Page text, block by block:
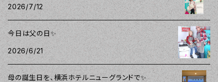
2026/7/12
今日は父の日✨
2026/6/21
母の誕生日を、横浜ホテルニューグランドで✨